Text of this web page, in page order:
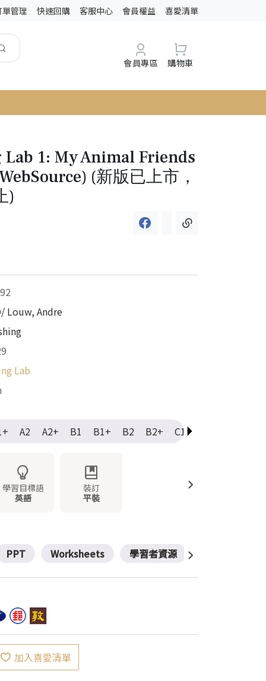
單管理 快速回購 客服中心 會員權益 喜愛清單
會員專區 購物車
Lab 1: My Animal Friends
(新版已上市，
)
Louw, Andre
Lab
A2 A2+ B1 B1+ B2 B2+ C1
學習目標語
英語
裝訂
平裝
PPT Worksheets 學習者資源
加入喜愛清單